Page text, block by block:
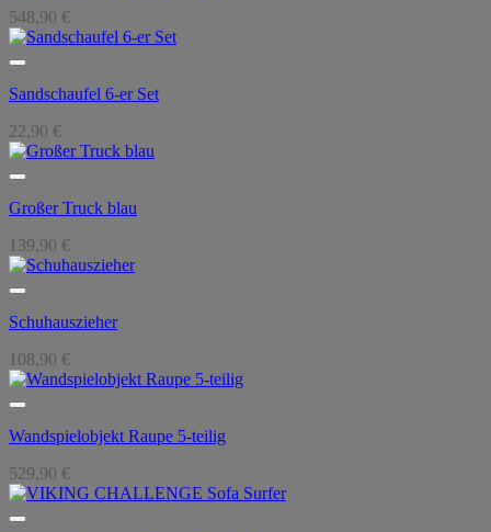
548,90 €
Sandschaufel 6-er Set
22,90 €
Großer Truck blau
139,90 €
Schuhauszieher
108,90 €
Wandspielobjekt Raupe 5-teilig
529,90 €